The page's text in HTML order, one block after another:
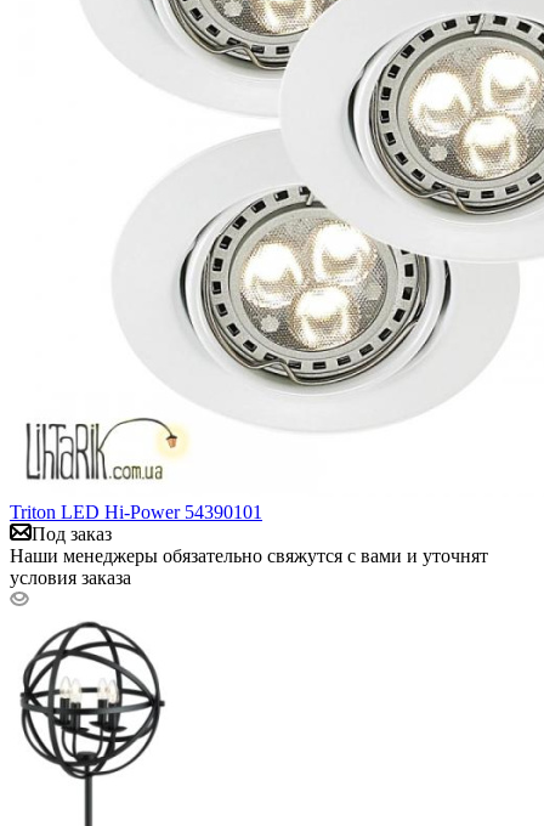
Triton LED Hi-Power 54390101
Под заказ
Наши менеджеры обязательно свяжутся с вами и уточнят
условия заказа